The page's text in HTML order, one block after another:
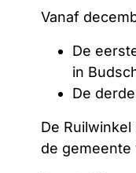
Vanaf
De
in
De
De
de gemeente